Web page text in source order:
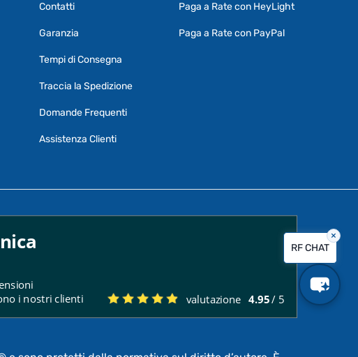
Contatti
Garanzia
Tempi di Consegna
Traccia la Spedizione
Domande Frequenti
Assistenza Clienti
Paga a Rate con HeyLight
Paga a Rate con PayPal
i nostri clienti
valutazione 4.95/ 5
RF Assist
Puoi chiedermi informazioni generali o
specifiche su certi prodotti.
prodotto
RF CHAT
×